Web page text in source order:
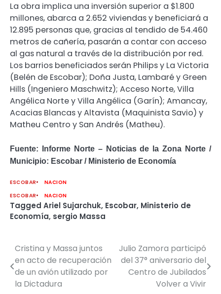
La obra implica una inversión superior a $1.800
millones, abarca a 2.652 viviendas y beneficiará a
12.895 personas que, gracias al tendido de 54.460
metros de cañería, pasarán a contar con acceso
al gas natural a través de la distribución por red.
Los barrios beneficiados serán Philips y La Victoria
(Belén de Escobar); Doña Justa, Lambaré y Green
Hills (Ingeniero Maschwitz); Acceso Norte, Villa
Angélica Norte y Villa Angélica (Garín); Amancay,
Acacias Blancas y Altavista (Maquinista Savio) y
Matheu Centro y San Andrés (Matheu).
Fuente: Informe Norte – Noticias de la Zona Norte /
Municipio: Escobar / Ministerio de Economía
ESCOBAR
NACION
ESCOBAR
NACION
Tagged Ariel Sujarchuk, Escobar, Ministerio de
Economía, sergio Massa
Navegación
de
entradas
Cristina y Massa juntos
en acto de recuperación
de un avión utilizado por
la Dictadura
Julio Zamora participó
del 37° aniversario del
Centro de Jubilados
Volver a Vivir